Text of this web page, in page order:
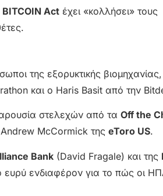
BITCOIN Act έχει «κολλήσει» τους
της εξορυκτικής
και ο Haris Basit από την
στελεχών από τα Off the
McCormick της eToro US.
Bank (David Fragale) και της
ευρύ ενδιαφέρον για το πώς οι